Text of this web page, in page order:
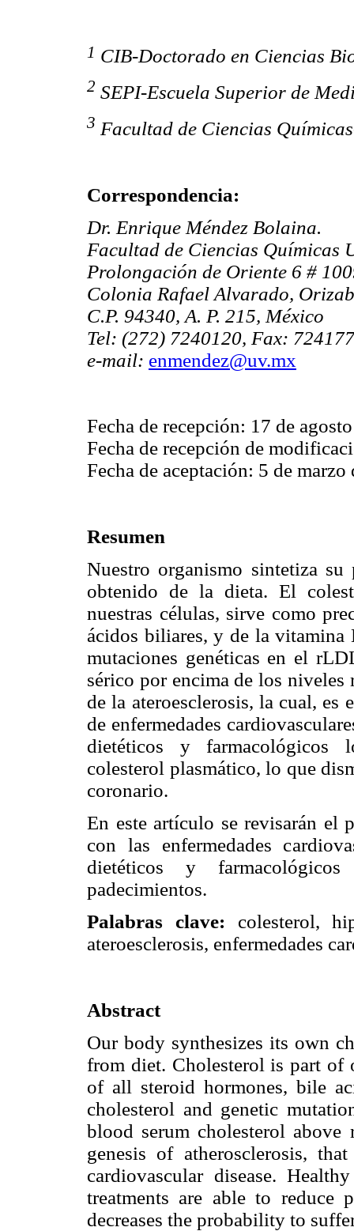
1 CIB-Doctorado en Ciencias
2 SEPI-Escuela Superior de
3 Facultad de Ciencias
Correspondencia:
Dr. Enrique Méndez Bolaina.
Facultad de Ciencias Químicas
Prolongación de Oriente 6 #
Colonia Rafael Alvarado,
C.P. 94340, A. P. 215, México
Tel: (272) 7240120, Fax:
e-mail: enmendez@uv.mx
Fecha de recepción: 17 de
Fecha de recepción de
Fecha de aceptación: 5 de marzo
Resumen
Nuestro organismo sintetiza
obtenido de la dieta. El
nuestras células, sirve como
ácidos biliares, y de la vitamina
mutaciones genéticas en el
sérico por encima de los niveles
de la ateroesclerosis, la cual,
de enfermedades
dietéticos y farmacológicos
colesterol plasmático, lo que
coronario.
En este artículo se revisarán el
con las enfermedades
dietéticos y
padecimientos.
Palabras clave: colesterol,
ateroesclerosis, enfermedades
Abstract
Our body synthesizes its own
from diet. Cholesterol is part of
of all steroid hormones, bile
cholesterol and genetic
blood serum cholesterol above
genesis of atherosclerosis,
cardiovascular disease.
treatments are able to reduce
decreases the probability to